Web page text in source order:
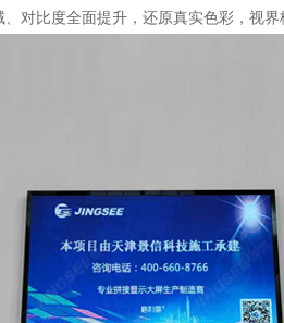
对比度全面提升，还原真实色彩，视界